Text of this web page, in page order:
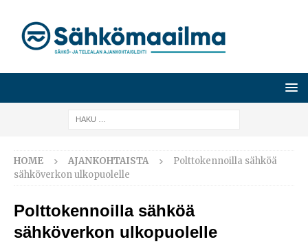
HOME AJANKOHTAISTA
Polttokennoilla sähköä
sähköverkon ulkopuolelle
Polttokennoilla sähköä
sähköverkon ulkopuolelle